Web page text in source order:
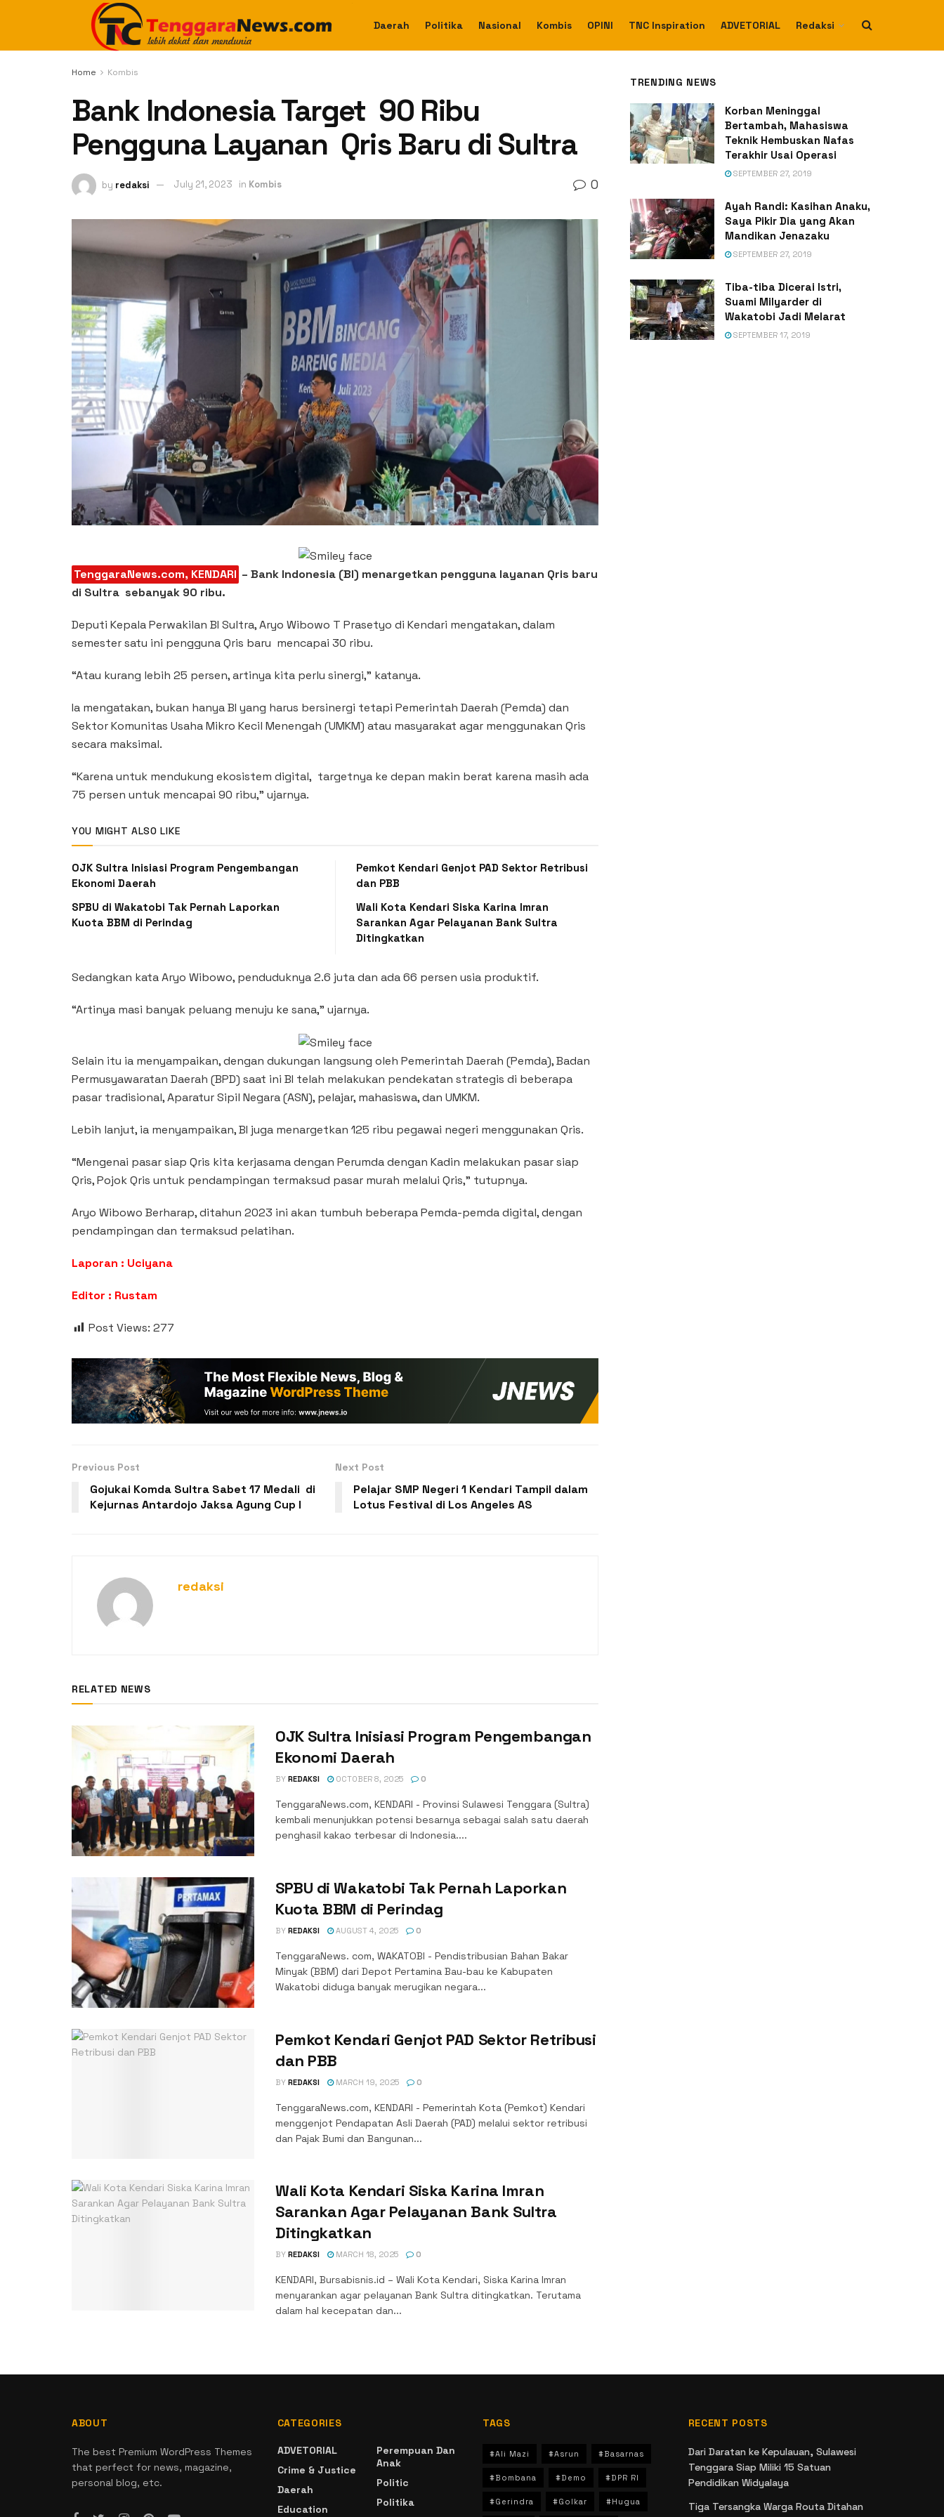
Daerah Politika Nasional Kombis OPINI TNC Inspiration ADVETORIAL Redaksi
Home Kombis
Bank Indonesia Target 90 Ribu
Pengguna Layanan Qris Baru di Sultra
by redaksi July 21, 2023 in Kombis 0
TenggaraNews.com, KENDARI – Bank Indonesia (BI) menargetkan pengguna layanan Qris baru
di Sultra sebanyak 90 ribu.
Deputi Kepala Perwakilan BI Sultra, Aryo Wibowo T Prasetyo di Kendari mengatakan, dalam
semester satu ini pengguna Qris baru mencapai 30 ribu.
“Atau kurang lebih 25 persen, artinya kita perlu sinergi,” katanya.
Ia mengatakan, bukan hanya BI yang harus bersinergi tetapi Pemerintah Daerah (Pemda) dan
Sektor Komunitas Usaha Mikro Kecil Menengah (UMKM) atau masyarakat agar menggunakan Qris
secara maksimal.
“Karena untuk mendukung ekosistem digital, targetnya ke depan makin berat karena masih ada
75 persen untuk mencapai 90 ribu,” ujarnya.
YOU MIGHT ALSO LIKE
OJK Sultra Inisiasi Program Pengembangan
Ekonomi Daerah
SPBU di Wakatobi Tak Pernah Laporkan
Kuota BBM di Perindag
Pemkot Kendari Genjot PAD Sektor Retribusi
dan PBB
Wali Kota Kendari Siska Karina Imran
Sarankan Agar Pelayanan Bank Sultra
Ditingkatkan
Sedangkan kata Aryo Wibowo, penduduknya 2.6 juta dan ada 66 persen usia produktif.
“Artinya masi banyak peluang menuju ke sana,” ujarnya.
Selain itu ia menyampaikan, dengan dukungan langsung oleh Pemerintah Daerah (Pemda), Badan
Permusyawaratan Daerah (BPD) saat ini BI telah melakukan pendekatan strategis di beberapa
pasar tradisional, Aparatur Sipil Negara (ASN), pelajar, mahasiswa, dan UMKM.
Lebih lanjut, ia menyampaikan, BI juga menargetkan 125 ribu pegawai negeri menggunakan Qris.
“Mengenai pasar siap Qris kita kerjasama dengan Perumda dengan Kadin melakukan pasar siap
Qris, Pojok Qris untuk pendampingan termaksud pasar murah melalui Qris,” tutupnya.
Aryo Wibowo Berharap, ditahun 2023 ini akan tumbuh beberapa Pemda-pemda digital, dengan
pendampingan dan termaksud pelatihan.
Laporan : Uciyana
Editor : Rustam
Post Views: 277
Previous Post
Gojukai Komda Sultra Sabet 17 Medali di
Kejurnas Antardojo Jaksa Agung Cup I
Next Post
Pelajar SMP Negeri 1 Kendari Tampil dalam
Lotus Festival di Los Angeles AS
redaksi
RELATED NEWS
OJK Sultra Inisiasi Program Pengembangan
Ekonomi Daerah
BY REDAKSI OCTOBER 8, 2025 0
TenggaraNews.com, KENDARI - Provinsi Sulawesi Tenggara (Sultra)
kembali menunjukkan potensi besarnya sebagai salah satu daerah
penghasil kakao terbesar di Indonesia....
SPBU di Wakatobi Tak Pernah Laporkan
Kuota BBM di Perindag
BY REDAKSI AUGUST 4, 2025 0
TenggaraNews. com, WAKATOBI - Pendistribusian Bahan Bakar
Minyak (BBM) dari Depot Pertamina Bau-bau ke Kabupaten
Wakatobi diduga banyak merugikan negara...
Pemkot Kendari Genjot PAD Sektor Retribusi
dan PBB
BY REDAKSI MARCH 19, 2025 0
TenggaraNews.com, KENDARI - Pemerintah Kota (Pemkot) Kendari
menggenjot Pendapatan Asli Daerah (PAD) melalui sektor retribusi
dan Pajak Bumi dan Bangunan...
Wali Kota Kendari Siska Karina Imran
Sarankan Agar Pelayanan Bank Sultra
Ditingkatkan
BY REDAKSI MARCH 18, 2025 0
KENDARI, Bursabisnis.id – Wali Kota Kendari, Siska Karina Imran
menyarankan agar pelayanan Bank Sultra ditingkatkan. Terutama
dalam hal kecepatan dan...
TRENDING NEWS
Korban Meninggal
Bertambah, Mahasiswa
Teknik Hembuskan Nafas
Terakhir Usai Operasi
SEPTEMBER 27, 2019
Ayah Randi: Kasihan Anaku,
Saya Pikir Dia yang Akan
Mandikan Jenazaku
SEPTEMBER 27, 2019
Tiba-tiba Dicerai Istri,
Suami Milyarder di
Wakatobi Jadi Melarat
SEPTEMBER 17, 2019
ABOUT
The best Premium WordPress Themes
that perfect for news, magazine,
personal blog, etc.
CATEGORIES
ADVETORIAL
Crime & Justice
Daerah
Education
Perempuan Dan
Anak
Politic
Politika
TAGS
#Ali Mazi #Asrun #Basarnas
#Bombana #Demo #DPR RI
#Gerindra #Golkar #Hugua
RECENT POSTS
Dari Daratan ke Kepulauan, Sulawesi
Tenggara Siap Miliki 15 Satuan
Pendidikan Widyalaya
Tiga Tersangka Warga Routa Ditahan